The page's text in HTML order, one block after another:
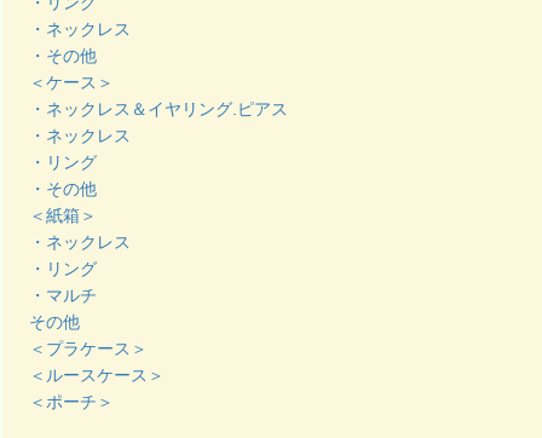
・ネックレス
・その他
＜ケース＞
・ネックレス＆イヤリング.ピアス
・ネックレス
・リング
・その他
＜紙箱＞
・ネックレス
・リング
・マルチ
その他
＜プラケース＞
＜ルースケース＞
＜ポーチ＞